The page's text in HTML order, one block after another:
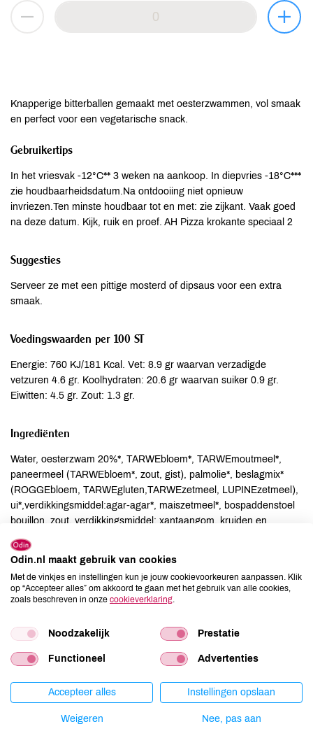
Knapperige bitterballen gemaakt met oesterzwammen, vol smaak
en perfect voor een vegetarische snack.
Gebruikertips
In het vriesvak -12°C** 3 weken na aankoop. In diepvries -18°C***
zie houdbaarheidsdatum.Na ontdooiing niet opnieuw
invriezen.Ten minste houdbaar tot en met: zie zijkant. Vaak goed
na deze datum. Kijk, ruik en proef. AH Pizza krokante speciaal 2
Suggesties
Serveer ze met een pittige mosterd of dipsaus voor een extra
smaak.
Voedingswaarden per 100 ST
Energie: 760 KJ/181 Kcal. Vet: 8.9 gr waarvan verzadigde
vetzuren 4.6 gr. Koolhydraten: 20.6 gr waarvan suiker 0.9 gr.
Eiwitten: 4.5 gr. Zout: 1.3 gr.
Ingrediënten
Water, oesterzwam 20%*, TARWEbloem*, TARWEmoutmeel*,
paneermeel (TARWEbloem*, zout, gist), palmolie*, beslagmix*
(ROGGEbloem, TARWEgluten,TARWEzetmeel, LUPINEzetmeel),
ui*,verdikkingsmiddel:agar-agar*, maiszetmeel*, bospaddenstoel
bouillon, zout, verdikkingsmiddel: xantaangom, kruiden en
specerijen* (MOSTERD) *
Allergenen
Aardnoten
niet aanwezig
Gluten
aanwezig
Lactose
niet aanwezig
aanwezig
niet aanwezig
Odin.nl maakt gebruik van cookies
Met de vinkjes en instellingen kun je jouw cookievoorkeuren aanpassen. Klik
op “Accepteer alles” om akkoord te gaan met het gebruik van alle cookies,
zoals beschreven in onze cookieverklaring
Noodzakelijk Prestatie
Functioneel Advertenties
Accepteer alles Instellingen opslaan
Weigeren Nee, pas aan